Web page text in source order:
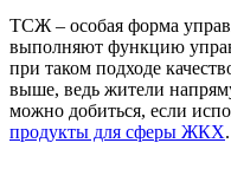
ТСЖ – особая форма
выполняют функцию
при таком подходе
выше, ведь жители
можно добиться, если
продукты для сферы ЖКХ.